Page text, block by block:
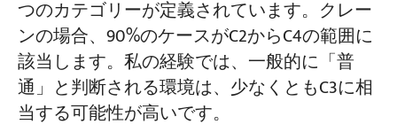
しょうか？
メーカーが提示したコーティングシステ
ムが信頼できるものかどうか、どのよう
に確認すればよいですか？
つのカテゴリーが定義されています。クレー
ンの場合、90%のケースがC2からC4の範囲に
該当します。私の経験では、一般的に「普
通」と判断される環境は、少なくともC3に相
当する可能性が高いです。